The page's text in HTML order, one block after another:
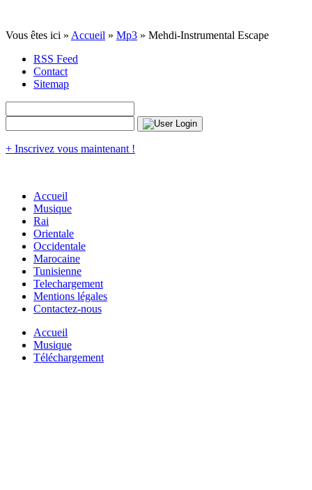
Vous êtes ici » Accueil » Mp3 » Mehdi-Instrumental Escape
RSS Feed
Contact
Sitemap
+ Inscrivez vous maintenant !
Accueil
Musique
Rai
Orientale
Occidentale
Marocaine
Tunisienne
Telechargement
Mentions légales
Contactez-nous
Accueil
Musique
Téléchargement